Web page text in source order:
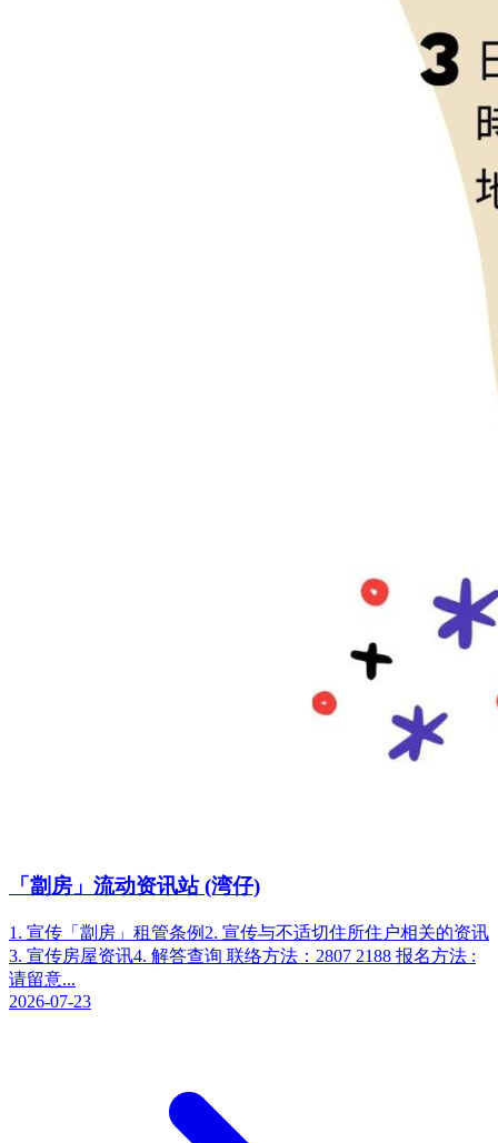
「劏房」流动资讯站 (湾仔)
1. 宣传「劏房」租管条例2. 宣传与不适切住所住户相关的资讯
3. 宣传房屋资讯4. 解答查询 联络方法：2807 2188 报名方法 :
请留意...
2026-07-23